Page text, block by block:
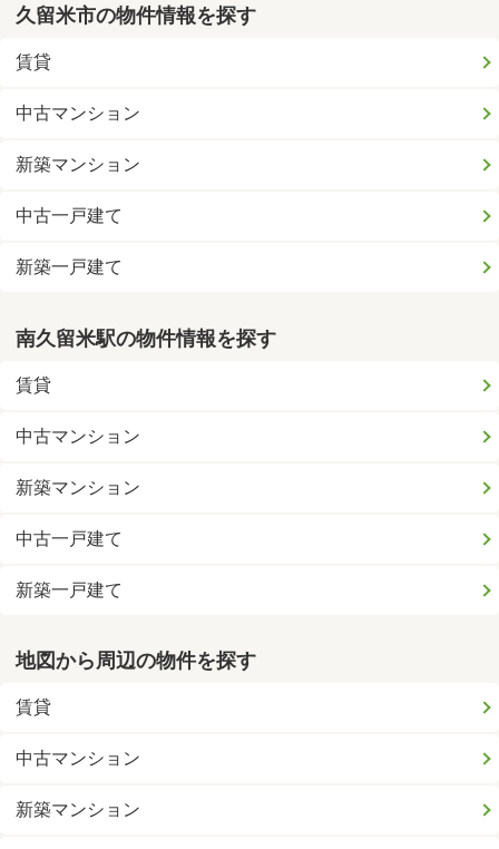
久留米市の物件情報を探す
賃貸
中古マンション
新築マンション
中古一戸建て
新築一戸建て
南久留米駅の物件情報を探す
賃貸
中古マンション
新築マンション
中古一戸建て
新築一戸建て
地図から周辺の物件を探す
賃貸
中古マンション
新築マンション